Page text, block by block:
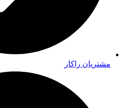
مشتریان راکار